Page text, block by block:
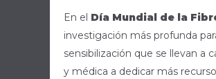
En el Día Mundial de la
investigación más profunda
sensibilización que se llevan a
y médica a dedicar más